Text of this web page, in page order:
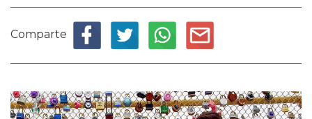
Comparte